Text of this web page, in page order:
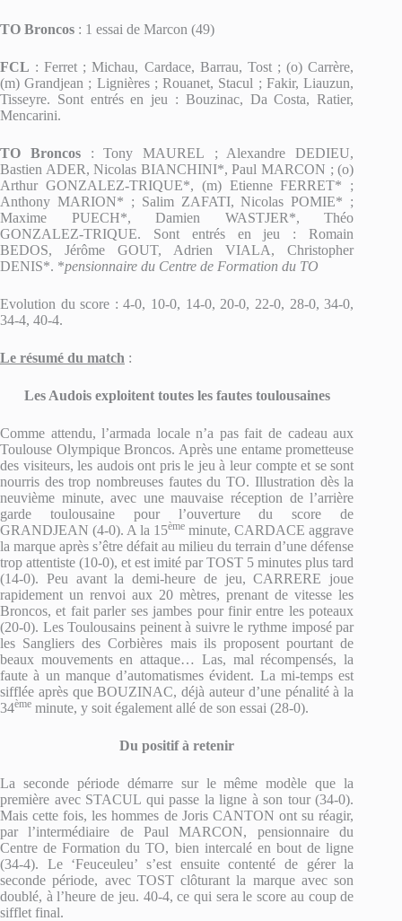
TO Broncos : 1 essai de Marcon (49)
FCL : Ferret ; Michau, Cardace, Barrau, Tost ; (o) Carrère,
(m) Grandjean ; Lignières ; Rouanet, Stacul ; Fakir, Liauzun,
Tisseyre. Sont entrés en jeu : Bouzinac, Da Costa, Ratier,
Mencarini.
TO Broncos : Tony MAUREL ; Alexandre DEDIEU,
Bastien ADER, Nicolas BIANCHINI*, Paul MARCON ; (o)
Arthur GONZALEZ-TRIQUE*, (m) Etienne FERRET* ;
Anthony MARION* ; Salim ZAFATI, Nicolas POMIE* ;
Maxime PUECH*, Damien WASTJER*, Théo
GONZALEZ-TRIQUE. Sont entrés en jeu : Romain
BEDOS, Jérôme GOUT, Adrien VIALA, Christopher
DENIS*. *pensionnaire du Centre de Formation du TO
Evolution du score : 4-0, 10-0, 14-0, 20-0, 22-0, 28-0, 34-0,
34-4, 40-4.
Le résumé du match :
Les Audois exploitent toutes les fautes toulousaines
Comme attendu, l’armada locale n’a pas fait de cadeau aux
Toulouse Olympique Broncos. Après une entame prometteuse
des visiteurs, les audois ont pris le jeu à leur compte et se sont
nourris des trop nombreuses fautes du TO. Illustration dès la
neuvième minute, avec une mauvaise réception de l’arrière
garde toulousaine pour l’ouverture du score de
GRANDJEAN (4-0). A la 15ème minute, CARDACE aggrave
la marque après s’être défait au milieu du terrain d’une défense
trop attentiste (10-0), et est imité par TOST 5 minutes plus tard
(14-0). Peu avant la demi-heure de jeu, CARRERE joue
rapidement un renvoi aux 20 mètres, prenant de vitesse les
Broncos, et fait parler ses jambes pour finir entre les poteaux
(20-0). Les Toulousains peinent à suivre le rythme imposé par
les Sangliers des Corbières mais ils proposent pourtant de
beaux mouvements en attaque… Las, mal récompensés, la
faute à un manque d’automatismes évident. La mi-temps est
sifflée après que BOUZINAC, déjà auteur d’une pénalité à la
34ème minute, y soit également allé de son essai (28-0).
Du positif à retenir
La seconde période démarre sur le même modèle que la
première avec STACUL qui passe la ligne à son tour (34-0).
Mais cette fois, les hommes de Joris CANTON ont su réagir,
par l’intermédiaire de Paul MARCON, pensionnaire du
Centre de Formation du TO, bien intercalé en bout de ligne
(34-4). Le ‘Feuceuleu’ s’est ensuite contenté de gérer la
seconde période, avec TOST clôturant la marque avec son
doublé, à l’heure de jeu. 40-4, ce qui sera le score au coup de
sifflet final.